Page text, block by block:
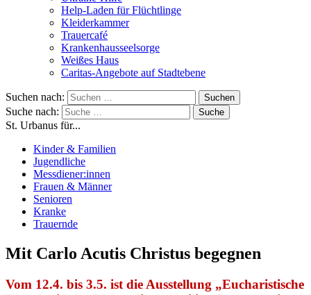
Help-Laden für Flüchtlinge
Kleiderkammer
Trauercafé
Krankenhausseelsorge
Weißes Haus
Caritas-Angebote auf Stadtebene
Suchen nach:
Suche nach:
St. Urbanus für...
Kinder & Familien
Jugendliche
Messdiener:innen
Frauen & Männer
Senioren
Kranke
Trauernde
Mit Carlo Acutis Christus begegnen
Vom 12.4. bis 3.5. ist die Ausstellung „Eucharistische